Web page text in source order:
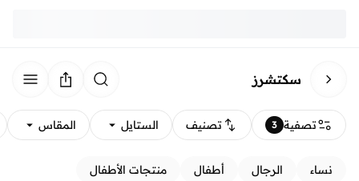
سكتشرز
تصفية 3 تصنيف الستايل المقاس
نساء الرجال أطفال منتجات الأطفال